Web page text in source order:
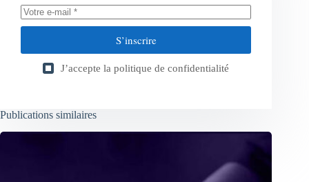
S’inscrire
J’accepte la politique de confidentialité
Publications similaires